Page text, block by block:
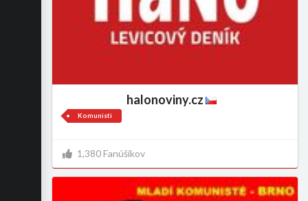
halonoviny.cz
Komunisti
1,380 Fanúšikov